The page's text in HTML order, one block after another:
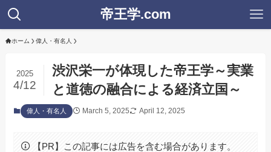
帝王学.com
ホーム 偉人・有名人
渋沢栄一が体現した帝王学～実業
と道徳の融合による経済立国～
2025
4/12
偉人・有名人 March 5, 2025 April 12, 2025
【PR】この記事には広告を含む場合があります。